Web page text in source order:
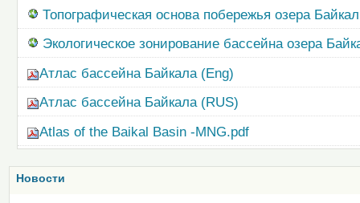
Топографическая основа побережья озера
Экологическое зонирование бассейна озера
Атлас бассейна Байкала (Eng)
Атлас бассейна Байкала (RUS)
Atlas of the Baikal Basin -MNG.pdf
Новости